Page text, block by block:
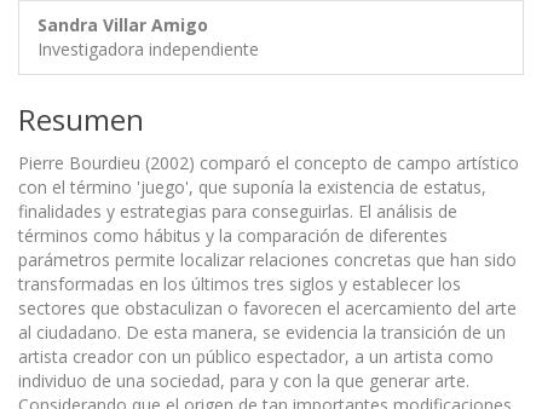
Sandra Villar Amigo
Investigadora independiente
Resumen
Pierre Bourdieu (2002) comparó el concepto de campo artístico
con el término 'juego', que suponía la existencia de estatus,
finalidades y estrategias para conseguirlas. El análisis de
términos como hábitus y la comparación de diferentes
parámetros permite localizar relaciones concretas que han sido
transformadas en los últimos tres siglos y establecer los
sectores que obstaculizan o favorecen el acercamiento del arte
al ciudadano. De esta manera, se evidencia la transición de un
artista creador con un público espectador, a un artista como
individuo de una sociedad, para y con la que generar arte.